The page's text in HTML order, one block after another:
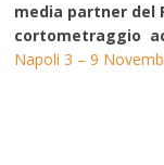
media partner del
cortometraggio
Napoli 3 – 9